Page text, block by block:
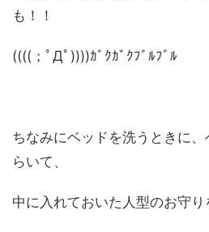
も！！
((((；ﾟДﾟ))))ｶﾞｸｶﾞｸﾌﾞﾙﾌﾞﾙ
ちなみにベッドを洗うときに
らいて、
中に入れておいた人型のお守